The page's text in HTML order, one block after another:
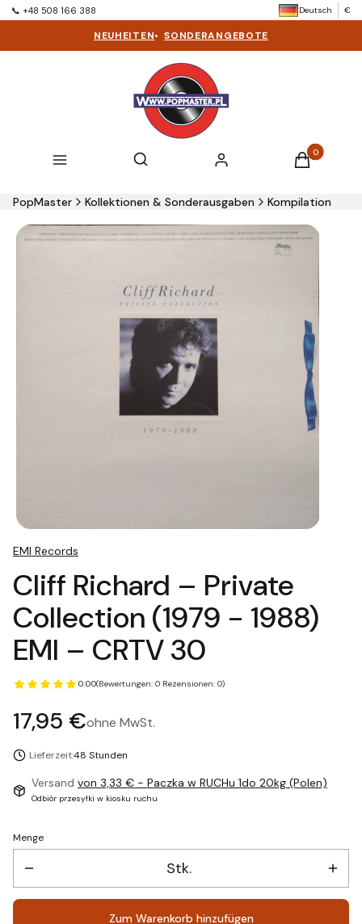
📞 +48 508 166 388 Deutsch €
NEUHEITEN• SONDERANGEBOTE
Menü Suchmaschine öffnen
Suchen Einloggen Produkte im
Warenkorb
PopMaster Kollektionen & Sonderausgaben Kompilation
EMI Records
Cliff Richard ‎– Private
Collection (1979 - 1988)
EMI ‎– CRTV 30
0.00(Bewertungen: 0 Rezensionen: 0)
Preis
17,95 €ohne MwSt.
Lieferzeit:48 Stunden
Versand von 3,33 € - Paczka w RUCHu 1do 20kg (Polen)
Odbiór przesyłki w kiosku ruchu
Menge
Stk.
Zum Warenkorb hinzufügen